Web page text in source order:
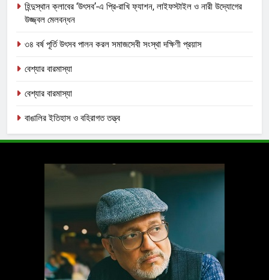
হিন্দুস্থান ক্লাবের ‘উৎসব’-এ প্রি-রাখি ফ্যাশন, লাইফস্টাইল ও নারী উদ্যোগের
উজ্জ্বল মেলবন্ধন
৩৪ বর্ষ পূর্তি উৎসব পালন করল সমাজসেবী সংস্থা দক্ষিণী প্রয়াস
বেশ্যার বারমাস্যা
বেশ্যার বারমাস্যা
বাঙালির ইতিহাস ও বহিরাগত তত্ত্ব